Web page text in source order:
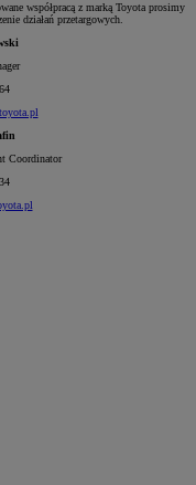
współpracą z marką Toyota prosimy
działań przetargowych.
Coordinator